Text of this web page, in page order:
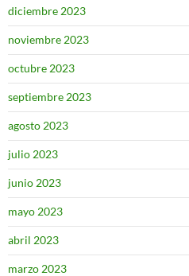
diciembre 2023
noviembre 2023
octubre 2023
septiembre 2023
agosto 2023
julio 2023
junio 2023
mayo 2023
abril 2023
marzo 2023